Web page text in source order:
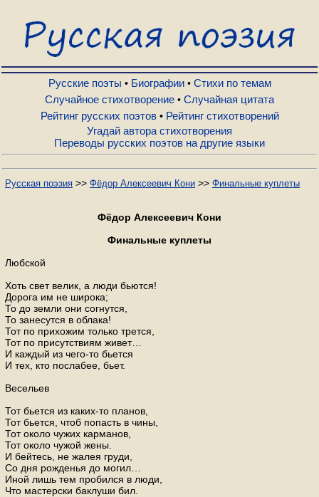
Русские поэты
Биографии
Стихи по темам
Случайное стихотворение
Рейтинг русских поэтов
Рейтинг стихотворений
Русские поэты • Биографии• Стихи по темам
Случайное стихотворение • Случайная цитата
Рейтинг русских поэтов• Рейтинг стихотворений
Угадай автора стихотворения
Переводы русских поэтов на другие языки
Русская поэзия >> Фёдор Алексеевич Кони >> Финальные куплеты
Фёдор Алексеевич Кони
Финальные куплеты
Любской
Хоть свет велик, а люди бьются!
Дорога им не широка;
То до земли они согнутся,
То занесутся в облака!
Тот по прихожим только трется,
Тот по присутствиям живет…
И каждый из чего-то бьется
И тех, кто послабее, бьет.
Весельев
Тот бьется из каких-то планов,
Тот бьется, чтоб попасть в чины,
Тот около чужих карманов,
Тот около чужой жены.
И бейтесь, не жалея груди,
Со дня рожденья до могил…
Иной лишь тем пробился в люди,
Что мастерски баклуши бил.